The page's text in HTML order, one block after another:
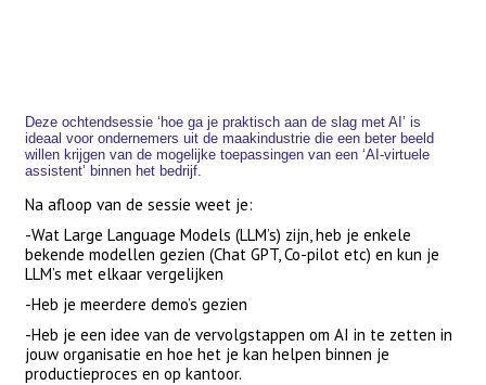
Deze ochtendsessie ‘hoe ga je praktisch aan de slag met AI’ is
ideaal voor ondernemers uit de maakindustrie die een beter beeld
willen krijgen van de mogelijke toepassingen van een ‘AI-virtuele
assistent’ binnen het bedrijf.
Na afloop van de sessie weet je:
-Wat Large Language Models (LLM’s) zijn, heb je enkele
bekende modellen gezien (Chat GPT, Co-pilot etc) en kun je
LLM’s met elkaar vergelijken
-Heb je meerdere demo’s gezien
-Heb je een idee van de vervolgstappen om AI in te zetten in
jouw organisatie en hoe het je kan helpen binnen je
productieproces en op kantoor.